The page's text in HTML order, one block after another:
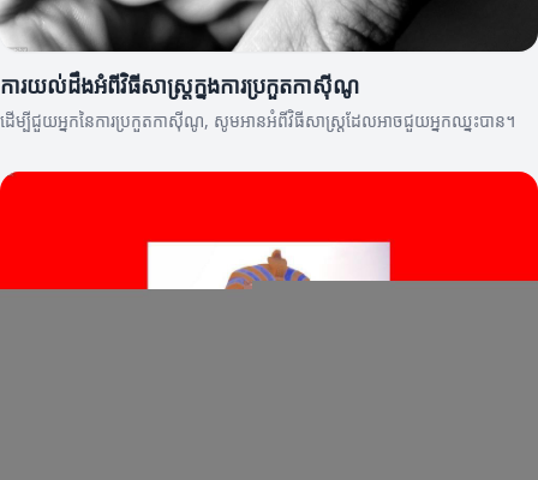
ការយល់ដឹងអំពីវិធីសាស្ត្រក្នុងការប្រកួតកាស៊ីណូ
ដើម្បីជួយអ្នកនៃការប្រកួតកាស៊ីណូ, សូមអានអំពីវិធីសាស្ត្រដែលអាចជួយអ្នកឈ្នះបាន។